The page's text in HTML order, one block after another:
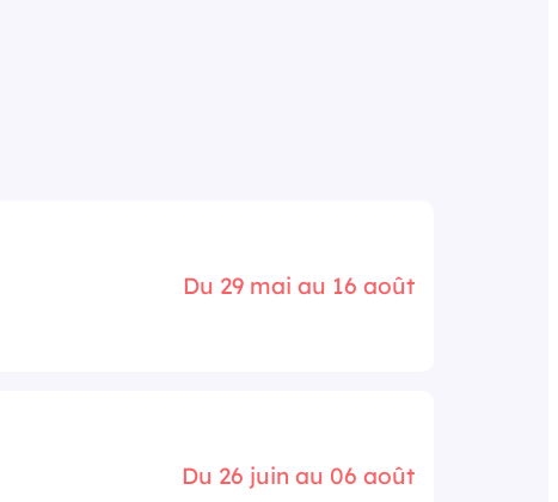
Du 29 mai au 16 août
Du 26 juin au 06 août